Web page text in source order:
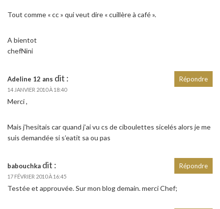
Tout comme « cc » qui veut dire « cuillère à café ».
A bientot
chefNini
Adeline 12 ans dit :
14 JANVIER 2010 À 18:40
Merci ,
Mais j’hesitais car quand j’ai vu cs de ciboulettes sicelés alors je me
suis demandée si s’eatit sa ou pas
Répondre
babouchka dit :
17 FÉVRIER 2010 À 16:45
Testée et approuvée. Sur mon blog demain. merci Chef;
Répondre